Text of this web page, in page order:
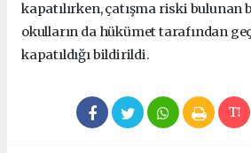
kapatılırken, çatışma riski bulunan
okulların da hükümet tarafından
kapatıldığı bildirildi.